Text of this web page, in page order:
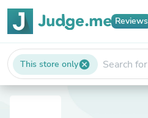
Reviews
This store onlycancel